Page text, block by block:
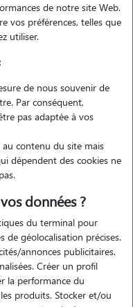
ou seulement de venir
d'un petit bouledogue
par les bêtes. Étant
de notre site Web.
vos préférences, telles que
utiliser.
de nous souvenir de
Par conséquent,
pas adaptée à vos
contenu du site mais
dépendent des cookies ne
données ?
du terminal pour
de géolocalisation précises.
annonces publicitaires.
Créer un profil
la performance du
produits. Stocker et/ou